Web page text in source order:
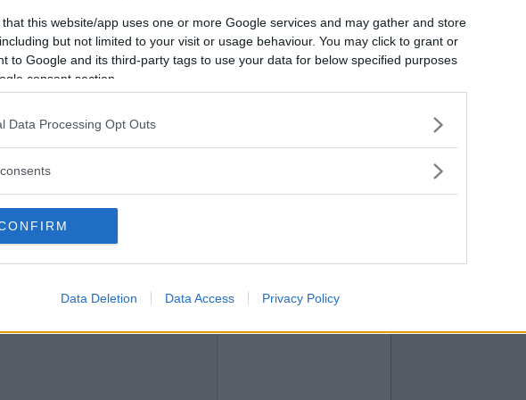
that this website/app uses one or more Google services and may gather and store
but not limited to your visit or usage behaviour. You may click to grant or
to Google and its third-party tags to use your data for below specified purposes
consent section.
Data Processing Opt Outs
Data Deletion Data Access Privacy Policy
2014-04-04 07:32
familj?
bland dem som designade byxben på 70-talet?
Vill du bli
medlem?